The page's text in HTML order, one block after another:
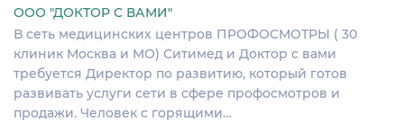
ООО "ДОКТОР С ВАМИ"
В сеть медицинских центров ПРОФОСМОТРЫ ( 30
клиник Москва и МО) Ситимед и Доктор с вами
требуется Директор по развитию, который готов
развивать услуги сети в сфере профосмотров и
продажи. Человек с горящими…